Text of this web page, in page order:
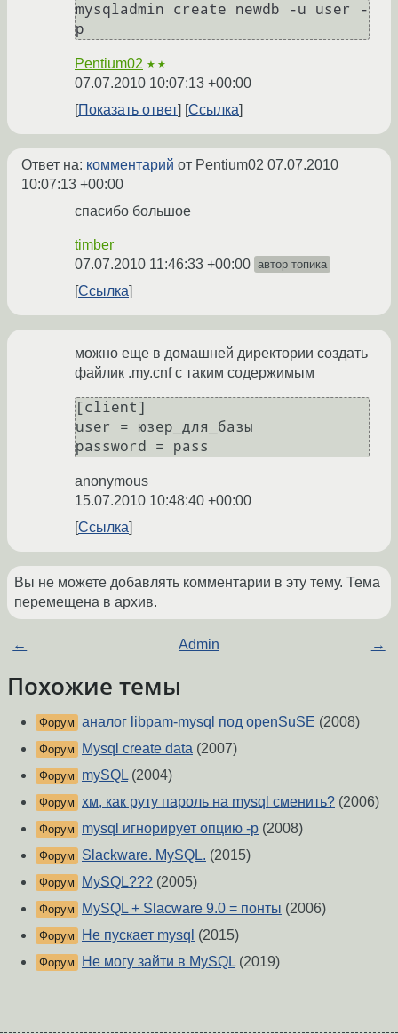
mysqladmin create newdb -u user -
p
Pentium02 ★★
07.07.2010 10:07:13 +00:00
Показать ответ
Ссылка
Ответ на: комментарий от Pentium02 07.07.2010
10:07:13 +00:00
спасибо большое
timber
07.07.2010 11:46:33 +00:00 автор топика
Ссылка
можно еще в домашней директории создать
файлик .my.cnf с таким содержимым
[client]
user = юзер_для_базы
anonymous
15.07.2010 10:48:40 +00:00
Ссылка
Вы не можете добавлять комментарии в эту тему. Тема
перемещена в архив.
← Admin →
Похожие темы
Форум аналог libpam-mysql под openSuSE (2008)
Форум Mysql create data (2007)
Форум mySQL (2004)
Форум хм, как руту пароль на mysql сменить? (2006)
Форум mysql игнорирует опцию -p (2008)
Форум Slackware. MySQL. (2015)
Форум MySQL??? (2005)
Форум MySQL + Slacware 9.0 = понты (2006)
Форум Не пускает mysql (2015)
Форум Не могу зайти в MySQL (2019)